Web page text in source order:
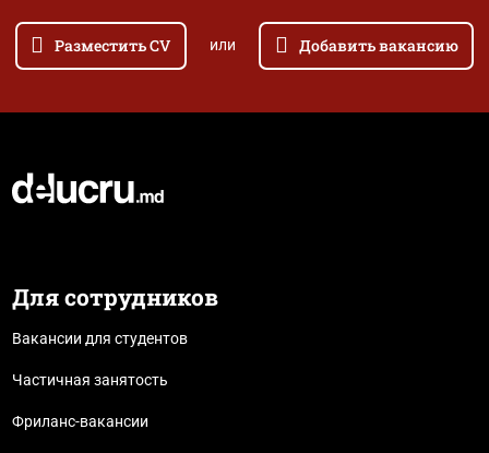
Разместить CV или Добавить вакансию
Для сотрудников
Вакансии для студентов
Частичная занятость
Фриланс-вакансии